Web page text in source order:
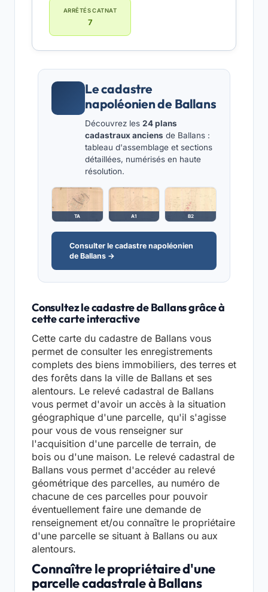
ARRÊTÉS CATNAT
7
Le cadastre
napoléonien de Ballans
Découvrez les 24 plans
cadastraux anciens de Ballans :
tableau d'assemblage et sections
détaillées, numérisés en haute
résolution.
TA A1 B2
Consulter le cadastre napoléonien
de Ballans →
Consultez le cadastre de Ballans grâce à
cette carte interactive
Cette carte du cadastre de Ballans vous
permet de consulter les enregistrements
complets des biens immobiliers, des terres et
des forêts dans la ville de Ballans et ses
alentours. Le relevé cadastral de Ballans
vous permet d'avoir un accès à la situation
géographique d'une parcelle, qu'il s'agisse
pour vous de vous renseigner sur
l'acquisition d'une parcelle de terrain, de
bois ou d'une maison. Le relevé cadastral de
Ballans vous permet d'accéder au relevé
géométrique des parcelles, au numéro de
chacune de ces parcelles pour pouvoir
éventuellement faire une demande de
renseignement et/ou connaître le propriétaire
d'une parcelle se situant à Ballans ou aux
alentours.
Connaître le propriétaire d'une
parcelle cadastrale à Ballans